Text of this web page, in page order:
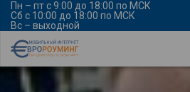
Пн – пт с 9:00 до 18:00 по МСК
Сб с 10:00 до 18:00 по МСК
Вс – выходной